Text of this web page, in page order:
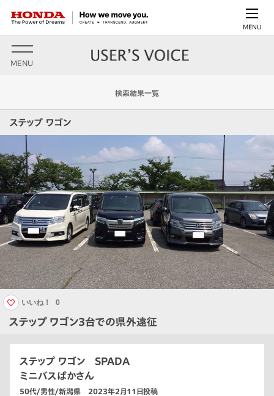
MENU
MENU
検索結果一覧
ステップ ワゴン
ステップ ワゴン3台での県外遠征
いいね！ 0
ステップ ワゴン SPADA
ミニバスばかさん
50代/男性/新潟県 2023年2月11日投稿